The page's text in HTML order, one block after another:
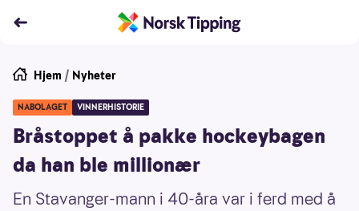
Hjem / Nyheter
NABOLAGET VINNERHISTORIE
Bråstoppet å pakke hockeybagen
da han ble millionær
En Stavanger-mann i 40-åra var i ferd med å